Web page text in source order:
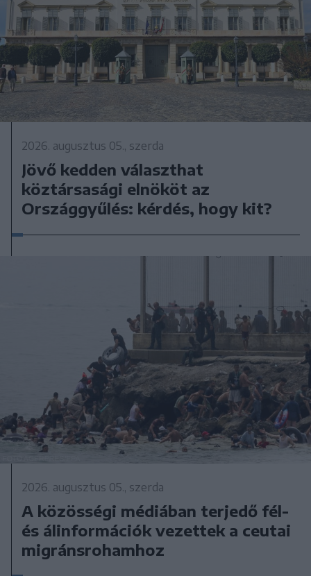
2026. augusztus 05., szerda
Jövő kedden választhat
köztársasági elnököt az
Országgyűlés: kérdés, hogy kit?
2026. augusztus 05., szerda
A közösségi médiában terjedő fél-
és álinformációk vezettek a ceutai
migránsrohamhoz